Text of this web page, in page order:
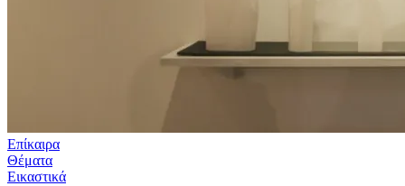
Επίκαιρα
Θέματα
Εικαστικά